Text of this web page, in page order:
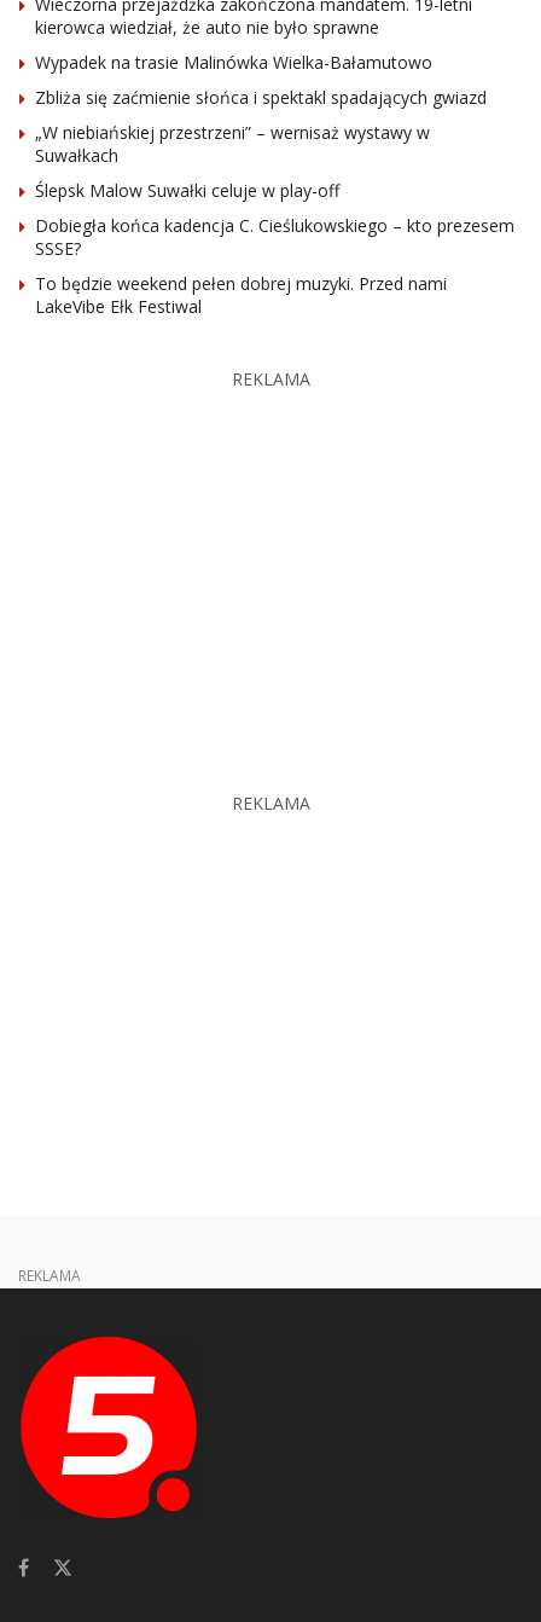
kierowca wiedział, że auto nie było sprawne
Wypadek na trasie Malinówka Wielka-Bałamutowo
Zbliża się zaćmienie słońca i spektakl spadających gwiazd
„W niebiańskiej przestrzeni” – wernisaż wystawy w
Suwałkach
Ślepsk Malow Suwałki celuje w play-off
Dobiegła końca kadencja C. Cieślukowskiego – kto prezesem
SSSE?
To będzie weekend pełen dobrej muzyki. Przed nami
LakeVibe Ełk Festiwal
REKLAMA
REKLAMA
REKLAMA